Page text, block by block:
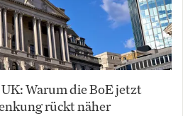
Warum die BoE jetzt
rückt näher